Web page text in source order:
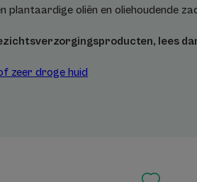
plantaardige oliën en oliehoudende
lees
zeer droge huid